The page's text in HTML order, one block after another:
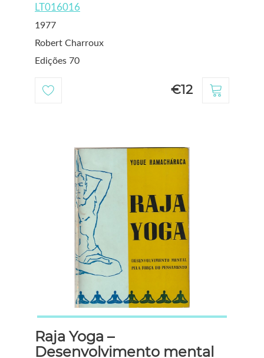
LT016016
1977
Robert Charroux
Edições 70
€12
Raja Yoga –
Desenvolvimento mental